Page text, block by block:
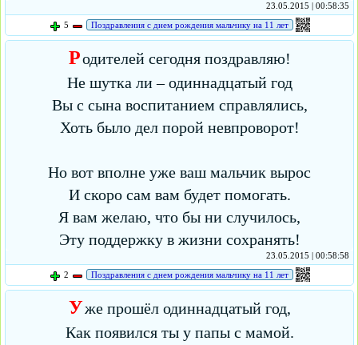
23.05.2015 | 00:58:35
5
Поздравления с днем рождения мальчику на 11 лет
Родителей сегодня поздравляю!
Не шутка ли – одиннадцатый год
Вы с сына воспитанием справлялись,
Хоть было дел порой невпроворот!
Но вот вполне уже ваш мальчик вырос
И скоро сам вам будет помогать.
Я вам желаю, что бы ни случилось,
Эту поддержку в жизни сохранять!
23.05.2015 | 00:58:58
2
Поздравления с днем рождения мальчику на 11 лет
Уже прошёл одиннадцатый год,
Как появился ты у папы с мамой.